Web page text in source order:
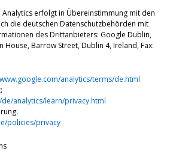
Analytics erfolgt in Übereinstimmung mit den
die deutschen Datenschutzbehörden mit
des Drittanbieters: Google Dublin,
Barrow Street, Dublin 4, Ireland, Fax:
analytics/terms/de.html
analytics/learn/privacy.html
policies/privacy